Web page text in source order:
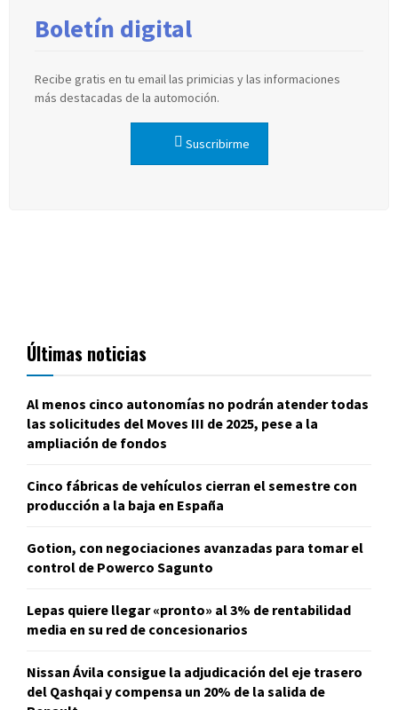
Boletín digital
Recibe gratis en tu email las primicias y las informaciones
más destacadas de la automoción.
Suscribirme
Últimas noticias
Al menos cinco autonomías no podrán atender todas
las solicitudes del Moves III de 2025, pese a la
ampliación de fondos
Cinco fábricas de vehículos cierran el semestre con
producción a la baja en España
Gotion, con negociaciones avanzadas para tomar el
control de Powerco Sagunto
Lepas quiere llegar «pronto» al 3% de rentabilidad
media en su red de concesionarios
Nissan Ávila consigue la adjudicación del eje trasero
del Qashqai y compensa un 20% de la salida de